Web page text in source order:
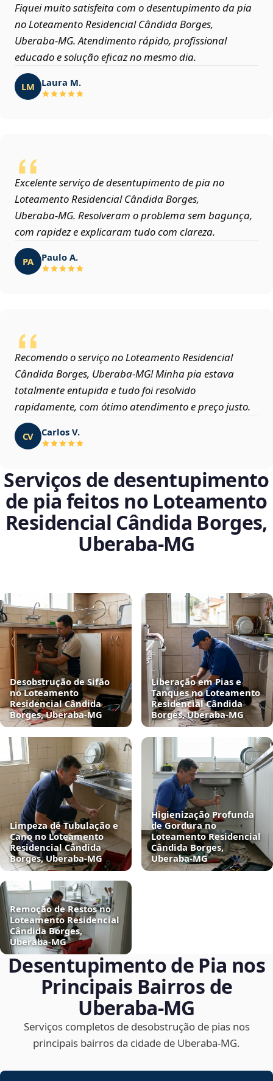
Fiquei muito satisfeita com o desentupimento da pia
no Loteamento Residencial Cândida Borges,
Uberaba‑MG. Atendimento rápido, profissional
educado e solução eficaz no mesmo dia.
LM Laura M.
Excelente serviço de desentupimento de pia no
Loteamento Residencial Cândida Borges,
Uberaba‑MG. Resolveram o problema sem bagunça,
com rapidez e explicaram tudo com clareza.
PA Paulo A.
Recomendo o serviço no Loteamento Residencial
Cândida Borges, Uberaba‑MG! Minha pia estava
totalmente entupida e tudo foi resolvido
rapidamente, com ótimo atendimento e preço justo.
CV Carlos V.
Serviços de desentupimento
de pia feitos no Loteamento
Residencial Cândida Borges,
Uberaba‑MG
Desobstrução de Sifão
no Loteamento
Residencial Cândida
Borges, Uberaba‑MG
Liberação em Pias e
Tanques no Loteamento
Residencial Cândida
Borges, Uberaba‑MG
Limpeza de Tubulação e
Cano no Loteamento
Residencial Cândida
Borges, Uberaba‑MG
Higienização Profunda
de Gordura no
Loteamento Residencial
Cândida Borges,
Uberaba‑MG
Remoção de Restos no
Loteamento Residencial
Cândida Borges,
Uberaba‑MG
Desentupimento de Pia nos
Principais Bairros de
Uberaba‑MG
Serviços completos de desobstrução de pias nos
principais bairros da cidade de Uberaba‑MG.